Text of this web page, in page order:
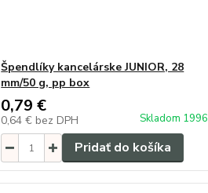
Špendlíky kancelárske JUNIOR, 28
mm/50 g, pp box
0,79 €
0,64 € bez DPH Skladom 1996
Pridať do košíka